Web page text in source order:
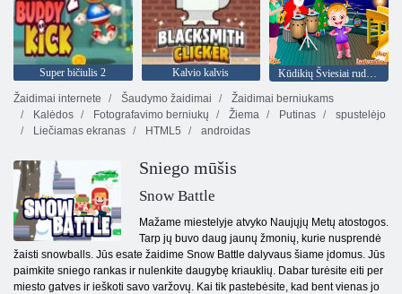
Super bičiulis 2 Kalvio kalvis
Kūdikių Šviesiai ruda Naujieji Metai bash
Žaidimai internete
Šaudymo žaidimai
Žaidimai berniukams
Kalėdos
Fotografavimo berniukų Žiema Putinas
spustelėjo
Liečiamas ekranas
HTML5 androidas
Sniego mūšis
Snow Battle
Mažame miestelyje atvyko Naujųjų Metų atostogos.
Tarp jų buvo daug jaunų žmonių, kurie nusprendė
žaisti snowballs. Jūs esate žaidime Snow Battle dalyvaus šiame įdomus. Jūs
paimkite sniego rankas ir nulenkite daugybę kriauklių. Dabar turėsite eiti per
miesto gatves ir ieškoti savo varžovų. Kai tik pastebėsite, kad bent vienas jo